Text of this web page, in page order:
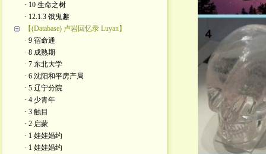
· 10 生命之树
· 12.1.3 饿鬼趣
【(Database) 卢岩回忆录 Luyan】
· 9 宿命通
· 8 成熟期
· 7 东北大学
· 6 沈阳和平房产局
· 5 辽宁分院
· 4 少青年
· 3 触目
· 2 启蒙
· 1 娃娃婚约
· 1 娃娃婚约